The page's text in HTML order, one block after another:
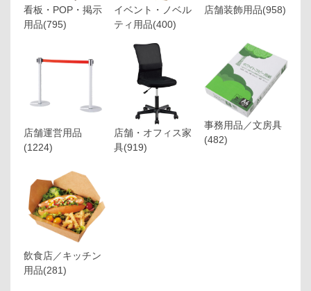
看板・POP・掲示
用品(795)
イベント・ノベル
ティ用品(400)
店舗装飾用品(958)
店舗運営用品
(1224)
店舗・オフィス家
具(919)
事務用品／文房具
(482)
飲食店／キッチン
用品(281)